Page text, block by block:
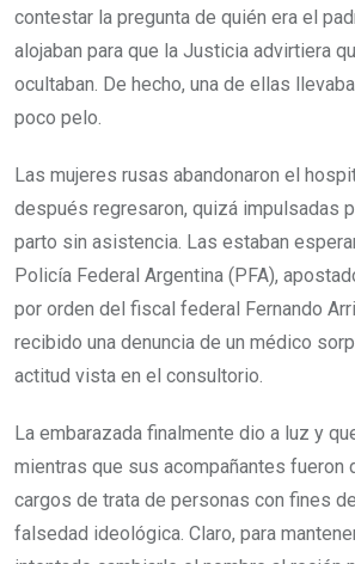
contestar la pregunta de quién era el
alojaban para que la Justicia advirtiera
ocultaban. De hecho, una de ellas
poco pelo.
Las mujeres rusas abandonaron el
después regresaron, quizá impulsadas
parto sin asistencia. Las estaban
Policía Federal Argentina (PFA),
por orden del fiscal federal Fernando
recibido una denuncia de un médico
actitud vista en el consultorio.
La embarazada finalmente dio a luz y
mientras que sus acompañantes fueron
cargos de trata de personas con fines
falsedad ideológica. Claro, para